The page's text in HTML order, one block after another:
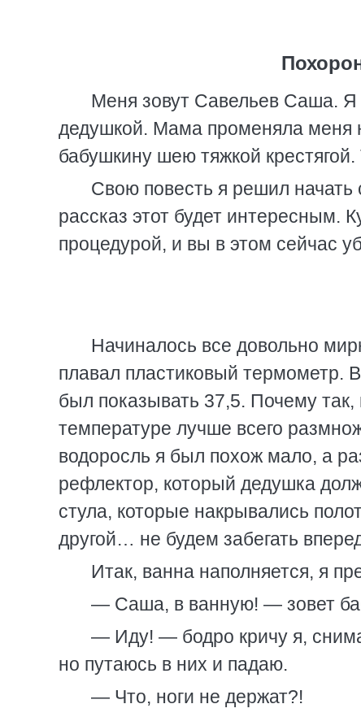
Меня зовут Савельев Саша. Я
дедушкой. Мама променяла меня
бабушкину шею тяжкой
Свою повесть я решил начать
рассказ этот будет интересным.
процедурой, и вы в этом сейчас
Начиналось все довольно
плавал пластиковый термометр.
был показывать 37,5. Почему
температуре лучше всего
водоросль я был похож мало, а
рефлектор, который дедушка
стула, которые накрывались
другой… не будем забегать
Итак, ванна наполняется, я
— Саша, в ванную! — зовет
— Иду! — бодро кричу я,
но путаюсь в них и падаю.
— Что, ноги не держат?!